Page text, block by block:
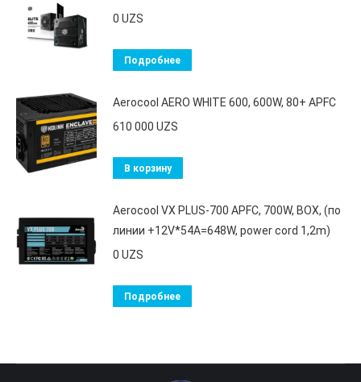
0 UZS
Подробнее
Aerocool AERO WHITE 600, 600W, 80+ APFC
610 000 UZS
В корзину
Aerocool VX PLUS-700 APFC, 700W, BOX, (по
линии +12V*54A=648W, power cord 1,2m)
0 UZS
Подробнее